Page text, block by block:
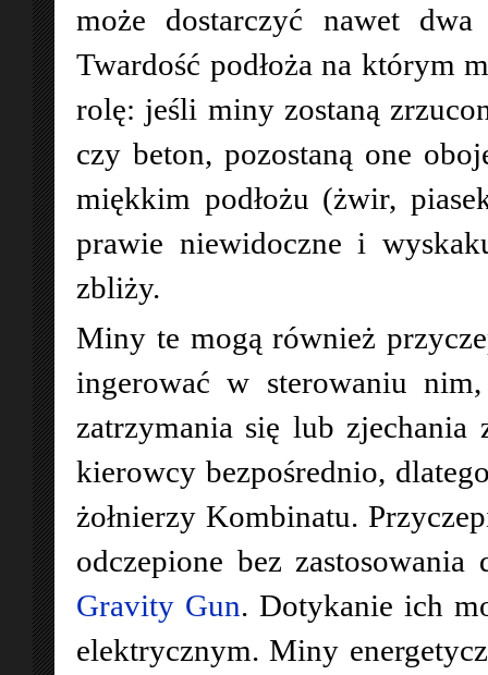
może dostarczyć nawet
Twardość podłoża na którym
rolę: jeśli miny zostaną
czy beton, pozostaną one
miękkim podłożu (żwir,
prawie niewidoczne i
zbliży.
Miny te mogą również
ingerować w sterowaniu
zatrzymania się lub
kierowcy bezpośrednio,
żołnierzy Kombinatu.
odczepione bez
Gravity Gun. Dotykanie ich
elektrycznym. Miny